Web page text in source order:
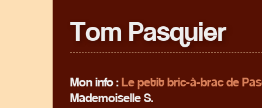
Tom Pasquier
Mon info :Le petit bric-à-brac de
Mademoiselle S.